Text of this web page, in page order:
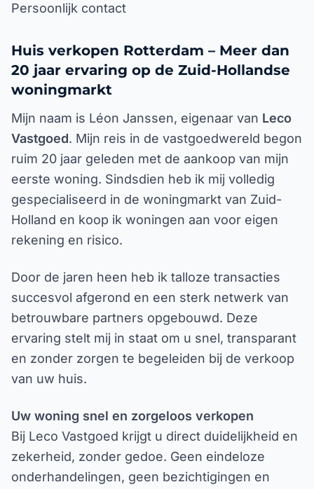
Persoonlijk contact
Huis verkopen Rotterdam – Meer dan
20 jaar ervaring op de Zuid-Hollandse
woningmarkt
Mijn naam is Léon Janssen, eigenaar van Leco
Vastgoed. Mijn reis in de vastgoedwereld begon
ruim 20 jaar geleden met de aankoop van mijn
eerste woning. Sindsdien heb ik mij volledig
gespecialiseerd in de woningmarkt van Zuid-
Holland en koop ik woningen aan voor eigen
rekening en risico.
Door de jaren heen heb ik talloze transacties
succesvol afgerond en een sterk netwerk van
betrouwbare partners opgebouwd. Deze
ervaring stelt mij in staat om u snel, transparant
en zonder zorgen te begeleiden bij de verkoop
van uw huis.
Uw woning snel en zorgeloos verkopen
Bij Leco Vastgoed krijgt u direct duidelijkheid en
zekerheid, zonder gedoe. Geen eindeloze
onderhandelingen, geen bezichtigingen en